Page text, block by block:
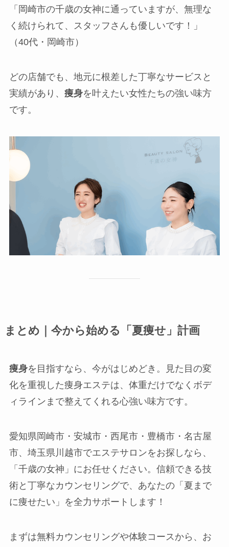
「岡崎市の千歳の女神に通っていますが、無理な
く続けられて、スタッフさんも優しいです！」
（40代・岡崎市）
どの店舗でも、地元に根差した丁寧なサービスと
実績があり、 痩身を叶えたい女性たちの強い味方
です。
まとめ｜今から始める「夏痩せ」計画
痩身を目指すなら、今がはじめどき。見た目の変
化を重視した痩身エステは、体重だけでなくボデ
ィラインまで整えてくれる心強い味方です。
愛知県岡崎市・安城市・西尾市・豊橋市・名古屋
市、埼玉県川越市でエステサロンをお探しなら、
「千歳の女神」にお任せください。信頼できる技
術と丁寧なカウンセリングで、あなたの「夏まで
に痩せたい」を全力サポートします！
まずは無料カウンセリングや体験コースから、お